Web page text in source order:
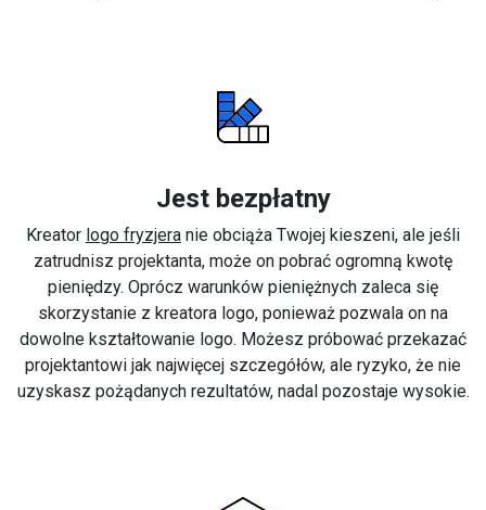
Jest bezpłatny
Kreator logo fryzjera nie obciąża Twojej kieszeni, ale jeśli
zatrudnisz projektanta, może on pobrać ogromną kwotę
pieniędzy. Oprócz warunków pieniężnych zaleca się
skorzystanie z kreatora logo, ponieważ pozwala on na
dowolne kształtowanie logo. Możesz próbować przekazać
projektantowi jak najwięcej szczegółów, ale ryzyko, że nie
uzyskasz pożądanych rezultatów, nadal pozostaje wysokie.